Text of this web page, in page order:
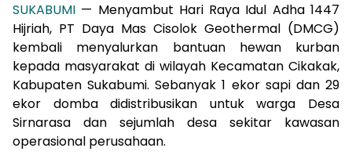
SUKABUMI — Menyambut Hari Raya Idul Adha 1447
Hijriah, PT Daya Mas Cisolok Geothermal (DMCG)
kembali menyalurkan bantuan hewan kurban
kepada masyarakat di wilayah Kecamatan Cikakak,
Kabupaten Sukabumi. Sebanyak 1 ekor sapi dan 29
ekor domba didistribusikan untuk warga Desa
Sirnarasa dan sejumlah desa sekitar kawasan
operasional perusahaan.